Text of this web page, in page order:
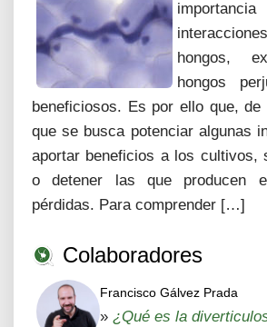
hongos,
hongos
beneficiosos. Es por ello que,
que se busca potenciar algunas
aportar beneficios a los cultivos,
o detener las que producen
pérdidas. Para comprender […]
Colaboradores
Francisco Gálvez Prada
» ¿Qué es la